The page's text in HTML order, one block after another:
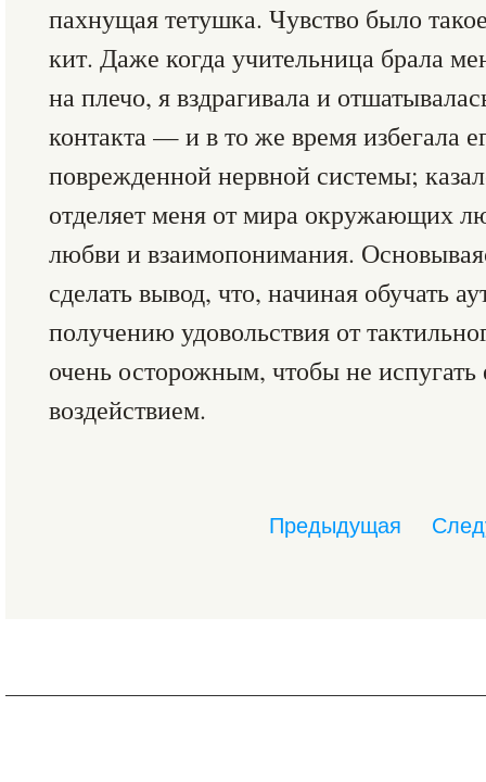
пахнущая тетушка. Чувство было
кит. Даже когда учительница брала
на плечо, я вздрагивала и
контакта — и в то же время избегала
поврежденной нервной системы;
отделяет меня от мира окружающих
любви и взаимопонимания.
сделать вывод, что, начиная обучать
получению удовольствия от
очень осторожным, чтобы не
воздействием.
Предыдущая